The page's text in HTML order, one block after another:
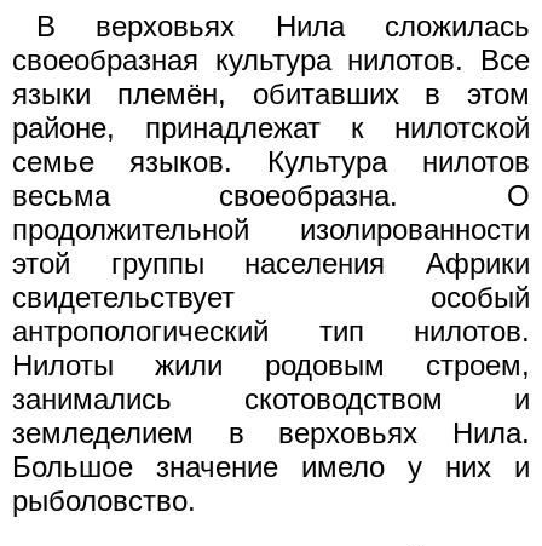
В верховьях Нила сложилась
своеобразная культура нилотов. Все
языки племён, обитавших в этом
районе, принадлежат к нилотской
семье языков. Культура нилотов
весьма своеобразна. О
продолжительной изолированности
этой группы населения Африки
свидетельствует особый
антропологический тип нилотов.
Нилоты жили родовым строем,
занимались скотоводством и
земледелием в верховьях Нила.
Большое значение имело у них и
рыболовство.